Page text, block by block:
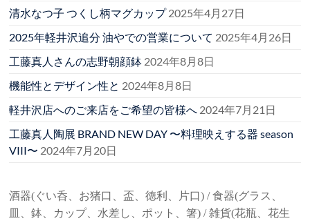
清水なつ子 つくし柄マグカップ2025年4月27日
2025年軽井沢追分 油やでの営業について 2025年4月26日
工藤真人さんの志野朝顔鉢 2024年8月8日
機能性とデザイン性と 2024年8月8日
軽井沢店へのご来店をご希望の皆様へ 2024年7月21日
工藤真人陶展 BRAND NEW DAY 〜料理映えする器 season
VIII〜 2024年7月20日
酒器(ぐい呑、お猪口、盃、徳利、片口) / 食器(グラス、
皿、鉢、カップ、水差し、ポット、箸) / 雑貨(花瓶、花生